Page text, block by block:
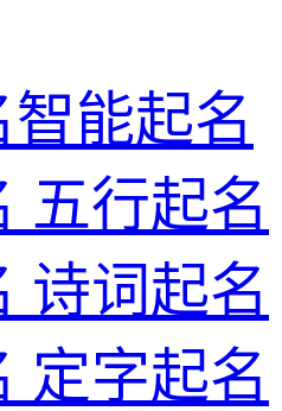
智能起名
五行起名
诗词起名
定字起名